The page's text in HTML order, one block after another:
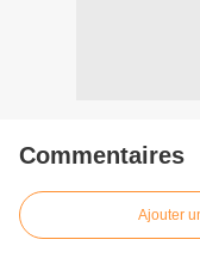
Commentaires
Ajouter